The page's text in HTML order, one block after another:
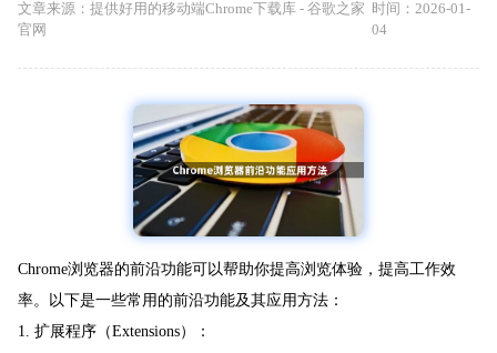
文章来源： 提供好用的移动端Chrome下载库 - 谷歌之家
官网
时间：2026-01-
04
Chrome浏览器的前沿功能可以帮助你提高浏览体验，提高工作效
率。以下是一些常用的前沿功能及其应用方法：
1. 扩展程序（Extensions）：